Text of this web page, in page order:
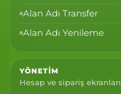
Alan Adı Transfer
Alan Adı Yenileme
YÖNETIM
Hesap ve sipariş ekranları